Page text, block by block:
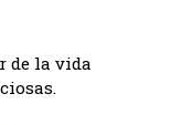
de la vida